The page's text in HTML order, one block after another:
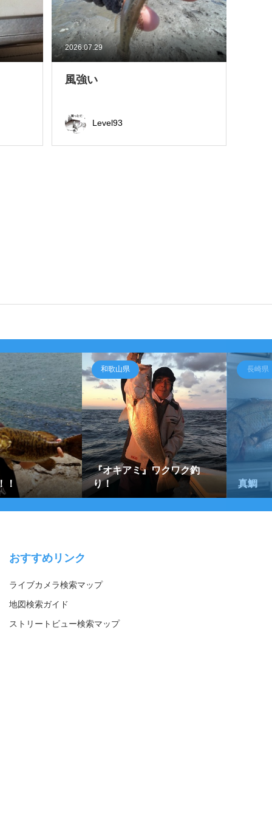
2026.07.29
風強い
Level93
！
和歌山県
『オキアミ』ワクワク釣
り！
長崎県
真鯛
おすすめリンク
ライブカメラ検索マップ
地図検索ガイド
ストリートビュー検索マップ